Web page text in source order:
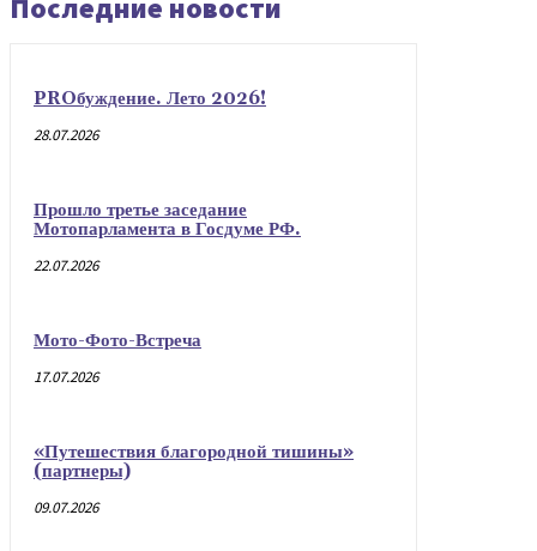
Последние новости
PROбуждение. Лето 2026!
28.07.2026
Прошло третье заседание
Мотопарламента в Госдуме РФ.
22.07.2026
Мото-Фото-Встреча
17.07.2026
«Путешествия благородной тишины»
(партнеры)
09.07.2026